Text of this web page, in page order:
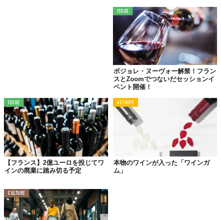
© 2018 AMCM/De Tienda/Mainguy
ISSUE
ボジョレ・ヌーヴォー解禁！フラン
スとZoomでつないだセッションイ
ベント開催！
ISSUE
【フランス】2億ユーロを投じてワ
インの廃棄に踏み切る予定
ACTIVITY
本物のワインが入った「ワインガ
ム」
CULTURE